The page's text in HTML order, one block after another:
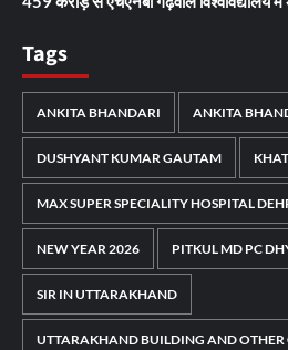
Tags
ANKITA BHANDARI ANKITA
DUSHYANT KUMAR GAUTAM
MAX SUPER SPECIALITY HOSPITAL
NEW YEAR 2026 PITKUL MD PC
SIR IN UTTARAKHAND
UTTARAKHAND BUILDING AND OTHER